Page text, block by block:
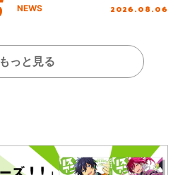
NEWS 2026.08.06
もっと見る